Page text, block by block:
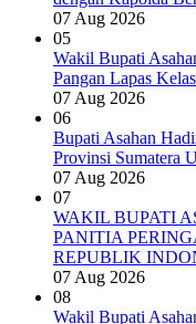
07 Aug 2026
05
Wakil Bupati
Pangan Lapas
07 Aug 2026
06
Bupati Asahan
Provinsi Sumatera
07 Aug 2026
07
WAKIL BUPATI
PANITIA
REPUBLIK
07 Aug 2026
08
Wakil Bupati